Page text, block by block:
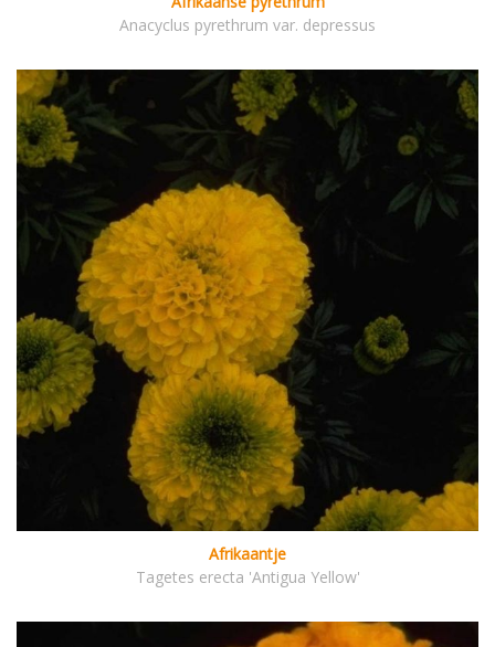
Anacyclus pyrethrum var. depressus
Afrikaantje
Tagetes erecta 'Antigua Yellow'